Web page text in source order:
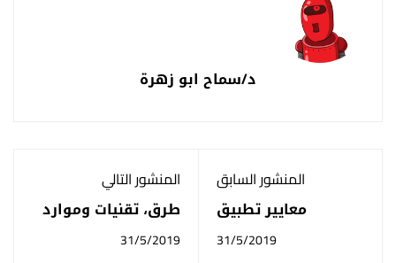
د/سماح ابو زهرة
المنشور السابق
معايير تطبيق
الحوكمة
31/5/2019
المنشور التالي
طرق، تقنيات وموارد
لتحقيق التنمية
الذاتية
31/5/2019